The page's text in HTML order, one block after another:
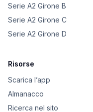
Serie A2 Girone B
Serie A2 Girone C
Serie A2 Girone D
Risorse
Scarica l’app
Almanacco
Ricerca nel sito